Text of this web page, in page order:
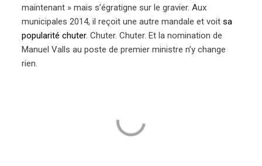
maintenant » mais s’égratigne sur le gravier. Aux
municipales 2014, il reçoit une autre mandale et voitsa
popularité chuter. Chuter. Chuter. Et la nomination de
Manuel Valls au poste de premier ministre n’y change
rien.